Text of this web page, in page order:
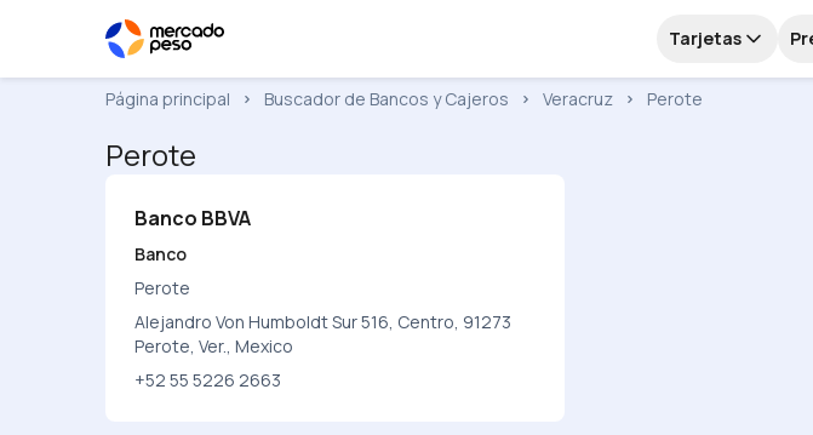
Tarjetas
Página principal Buscador de Bancos y Cajeros Veracruz Perote
Perote
Banco BBVA
Banco
Perote
Alejandro Von Humboldt Sur 516, Centro, 91273
Perote, Ver., Mexico
+52 55 5226 2663